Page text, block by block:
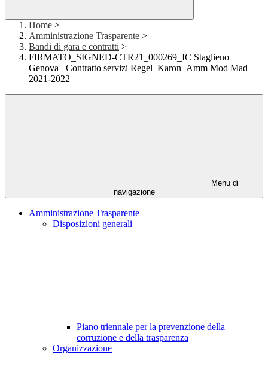
Home >
Amministrazione Trasparente >
Bandi di gara e contratti >
FIRMATO_SIGNED-CTR21_000269_IC Staglieno
Genova_ Contratto servizi Regel_Karon_Amm Mod Mad
2021-2022
Menu di
navigazione
Amministrazione Trasparente
Disposizioni generali
Piano triennale per la prevenzione della
corruzione e della trasparenza
Organizzazione